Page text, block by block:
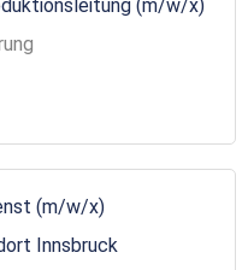
(m/w/x)
(m/w/x)
Innsbruck